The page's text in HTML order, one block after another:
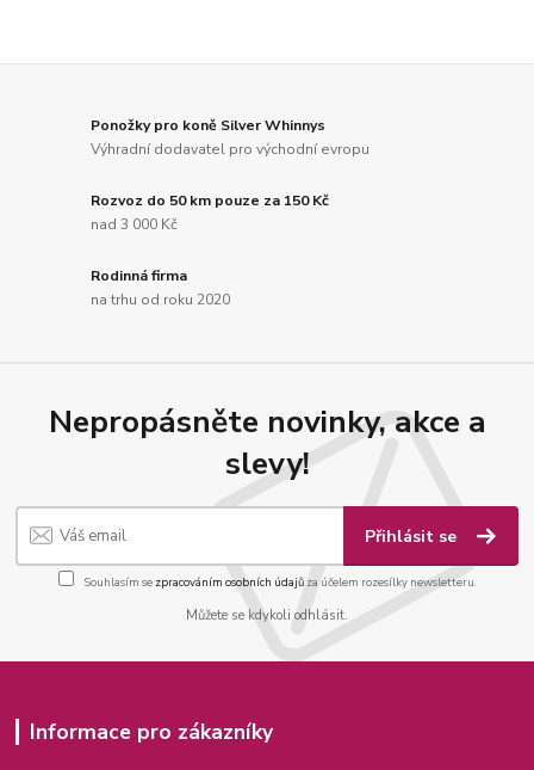
Ponožky pro koně Silver Whinnys
Výhradní dodavatel pro východní evropu
Rozvoz do 50 km pouze za 150 Kč
nad 3 000 Kč
Rodinná firma
na trhu od roku 2020
Nepropásněte novinky, akce a
slevy!
Přihlásit se
Souhlasím se zpracováním osobních údajůza účelem rozesílky newsletteru.
Můžete se kdykoli odhlásit.
Informace pro zákazníky